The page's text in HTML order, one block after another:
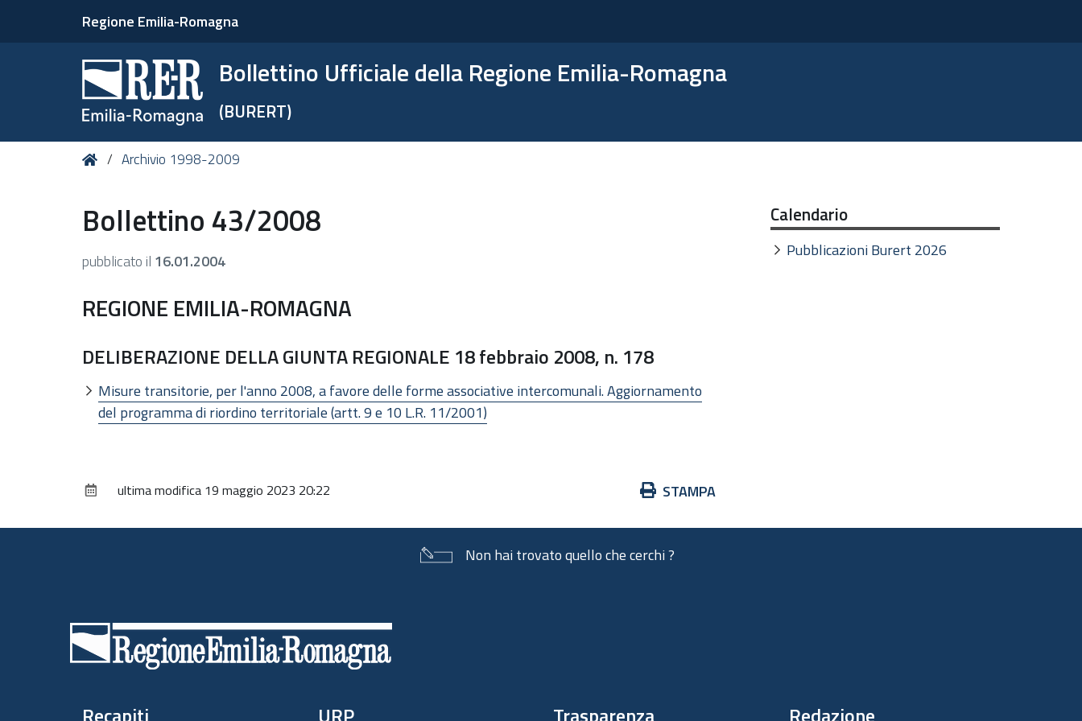
Regione Emilia-Romagna
Bollettino Ufficiale della Regione Emilia-Romagna
(BURERT)
Tu HomeArchivio 1998-2009
Bollettino 43/2008
pubblicato il 16.01.2004
REGIONE EMILIA-ROMAGNA
DELIBERAZIONE DELLA GIUNTA REGIONALE 18 febbraio 2008, n. 178
Misure transitorie, per l'anno 2008, a favore delle forme associative intercomunali. Aggiornamento
del programma di riordino territoriale (artt. 9 e 10 L.R. 11/2001)
Azioni
documento
STAMPA
ultima modifica 19 maggio 2023 20:22
Calendario
Pubblicazioni Burert 2026
Non hai trovato quello che cerchi ?
Recapiti URP Trasparenza Redazione